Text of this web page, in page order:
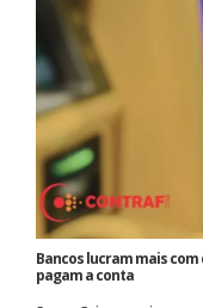
Bancos lucram mais
pagam a conta